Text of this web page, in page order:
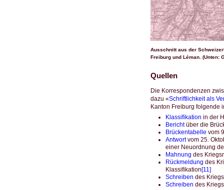
Ausschnitt aus der
Freiburg und Léman. (Unten:
Quellen
Die Korrespondenzen
dazu «Schriftlichkeit als
Kanton Freiburg folgende
Klassifikation in der
Berichtüber die
Brückentabelle vom
Antwortvom 25.
einer Neuordnung
Mahnung des
Rückmeldung des
Klassifikation[11]
Schreiben des
Schreiben des